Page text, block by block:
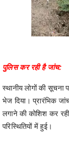
पुलिस कर रही है जांच:
स्थानीय लोगों की सूचना
भेज दिया। प्रारंभिक
लगाने की कोशिश कर
परिस्थितियों में हुई।